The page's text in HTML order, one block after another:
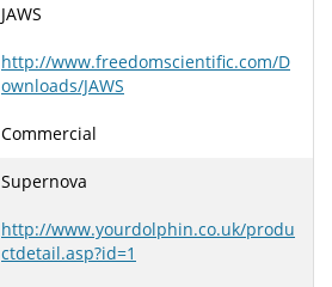
JAWS
http://www.freedomscientific.com/D
ownloads/JAWS
Commercial
Supernova
http://www.yourdolphin.co.uk/produ
ctdetail.asp?id=1